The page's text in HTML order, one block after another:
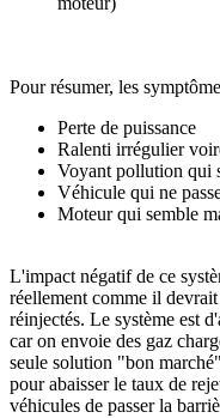
Pour résumer, les
Perte de puissance
Ralenti irrégulier
Voyant pollution qui
Véhicule qui ne
Moteur qui semble
L'impact négatif de ce
réellement comme il
réinjectés. Le système est
car on envoie des gaz
seule solution "bon
pour abaisser le taux de
véhicules de passer la